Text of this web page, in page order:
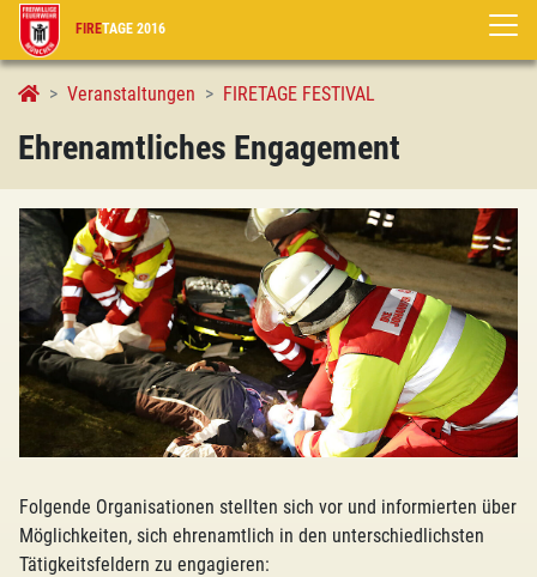
FIRETAGE 2016
Veranstaltungen FIRETAGE FESTIVAL
Ehrenamtliches Engagement
Ehrenamtliches Engagement
Folgende Organisationen stellten sich vor und informierten über
Möglichkeiten, sich ehrenamtlich in den unterschiedlichsten
Tätigkeitsfeldern zu engagieren: